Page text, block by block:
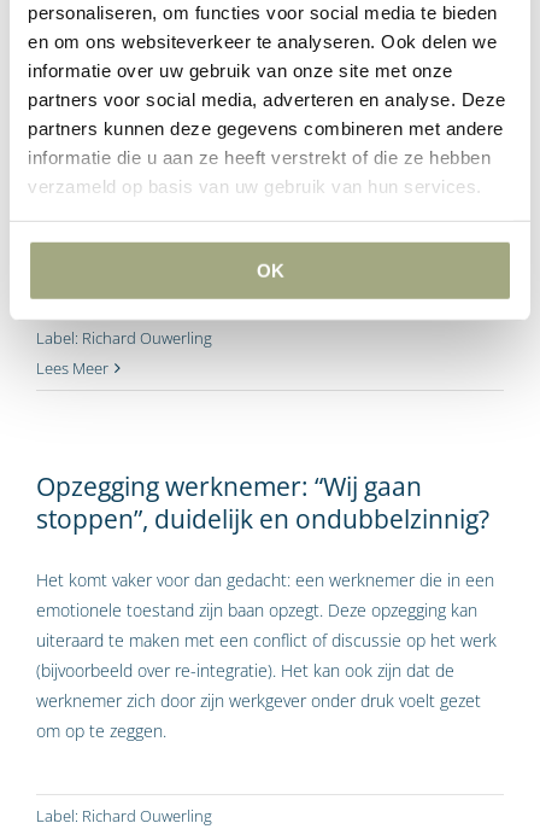
personaliseren, om functies voor social media te bieden
en om ons websiteverkeer te analyseren. Ook delen we
informatie over uw gebruik van onze site met onze
partners voor social media, adverteren en analyse. Deze
partners kunnen deze gegevens combineren met andere
informatie die u aan ze heeft verstrekt of die ze hebben
verzameld op basis van uw gebruik van hun services.
OK
Zieke werknemers; Re-integratie
tweede spoor in het MKB
Stel, uw werknemer is al bijna een jaar ziek. Hij heeft een
bepalende functie binnen uw onderneming. U wilt dan ook
een vervanger aanstellen, omdat het er naar uit ziet dat de
zieke werknemer niet in zijn oorspronkelijke functie kan
Label: Richard Ouwerling
Lees Meer
Opzegging werknemer: “Wij gaan
stoppen”, duidelijk en ondubbelzinnig?
Het komt vaker voor dan gedacht: een werknemer die in een
emotionele toestand zijn baan opzegt. Deze opzegging kan
uiteraard te maken met een conflict of discussie op het werk
(bijvoorbeeld over re-integratie). Het kan ook zijn dat de
werknemer zich door zijn werkgever onder druk voelt gezet
om op te zeggen.
Label: Richard Ouwerling